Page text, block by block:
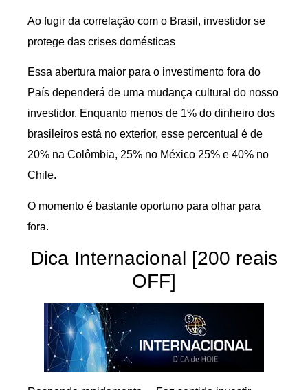
Ao fugir da correlação com o Brasil, investidor se
protege das crises domésticas
Essa abertura maior para o investimento fora do
País dependerá de uma mudança cultural do nosso
investidor. Enquanto menos de 1% do dinheiro dos
brasileiros está no exterior, esse percentual é de
20% na Colômbia, 25% no México 25% e 40% no
Chile.
O momento é bastante oportuno para olhar para
fora.
Dica Internacional [200 reais
OFF]